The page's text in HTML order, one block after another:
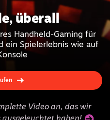
überall
Handheld-Gaming für
ein Spielerlebnis wie auf
Video an, das wir
ausgeleuchtet haben!